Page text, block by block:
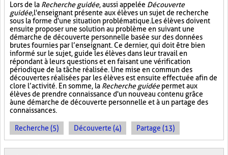
Lors de la Recherche guidée, aussi appelée Découverte
guidée, l'enseignant présente aux élèves un sujet de recherche
sous la forme d'une situation problématique. Les élèves doivent
ensuite proposer une solution au problème en suivant une
démarche de découverte personnelle basée sur des données
brutes fournies par l’enseignant. Ce dernier, qui doit être bien
informé sur le sujet, guide les élèves dans leur travail en
répondant à leurs questions et en faisant une vérification
périodique de la tâche réalisée. Une mise en commun des
découvertes réalisées par les élèves est ensuite effectuée afin de
clore l’activité. En somme, la Recherche guidéepermet aux
élèves de prendre connaissance d'un nouveau contenu grâce
à une démarche de découverte personnelle et à un partage des
connaissances.
Recherche (5) Découverte (4) Partage (13)